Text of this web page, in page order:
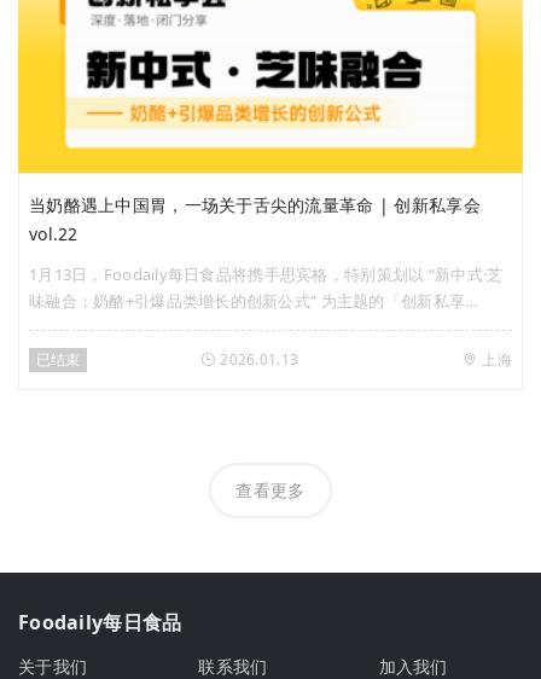
当奶酪遇上中国胃，一场关于舌尖的流量革命 | 创新私享会
vol.22
1月13日，Foodaily每日食品将携手思宾格，特别策划以 “新中式·芝
味融合：奶酪+引爆品类增长的创新公式” 为主题的「创新私享
会」，将与创新代表品牌、研发专家及行业智库一同，解码“奶酪
+”爆款密码，将趋势洞察转化为可落地的增长机遇。
已结束 2026.01.13 上海
查看更多
Foodaily每日食品
关于我们 联系我们
加入我们